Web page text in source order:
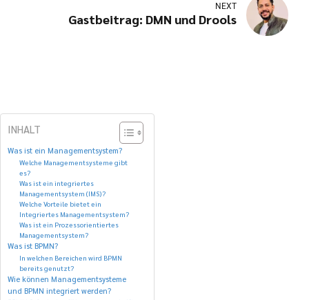
NEXT
Gastbeitrag: DMN und Drools
INHALT
Was ist ein Managementsystem?
Welche Managementsysteme gibt
es?
Was ist ein integriertes
Managementsystem (IMS)?
Welche Vorteile bietet ein
Integriertes Managementsystem?
Was ist ein Prozessorientiertes
Managementsystem?
Was ist BPMN?
In welchen Bereichen wird BPMN
bereits genutzt?
Wie können Managementsysteme
und BPMN integriert werden?